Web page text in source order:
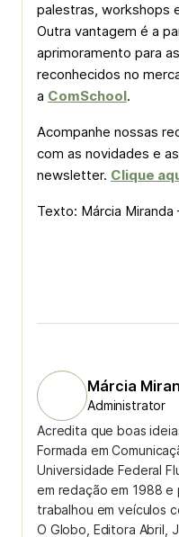
palestras, workshops
Outra vantagem é a
aprimoramento para
reconhecidos no
a ComSchool.
Acompanhe nossas
com as novidades e
newsletter. Clique
Texto: Márcia
Márcia
Administrator
Acredita que boas
Formada em
Universidade Federal
em redação em 1988 e
trabalhou em veículos
O Globo, Editora Abril,